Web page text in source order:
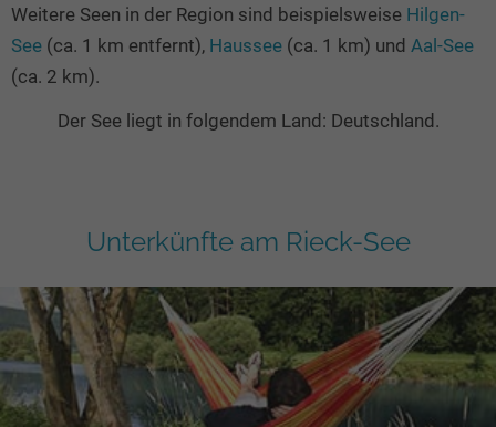
Weitere Seen in der Region sind beispielsweise Hilgen-
See (ca. 1 km entfernt), Haussee (ca. 1 km) und Aal-See
(ca. 2 km).
Der See liegt in folgendem Land: Deutschland.
Unterkünfte am Rieck-See